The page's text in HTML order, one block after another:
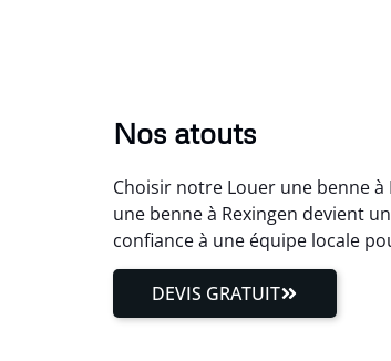
Nos atouts
Choisir notre Louer une benne
une benne à Rexingen devient
confiance à une équipe locale
DEVIS GRATUIT